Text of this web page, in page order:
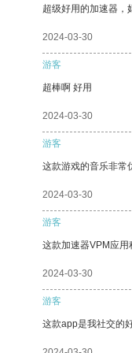
超级好用的加速器，
2024-03-30
游客
超棒啊 好用
2024-03-30
游客
这款游戏的音乐非常
2024-03-30
游客
这款加速器VPM应
2024-03-30
游客
这款app是我社交的